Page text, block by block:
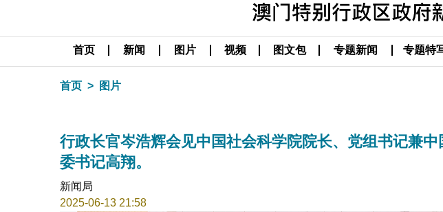
首页 新闻 图片 视频 图文包 专题新闻 专题特
首页 图片
行政长官岑浩辉会见中国社会科学院院长、党组书记兼
委书记高翔。
新闻局
2025-06-13 21:58